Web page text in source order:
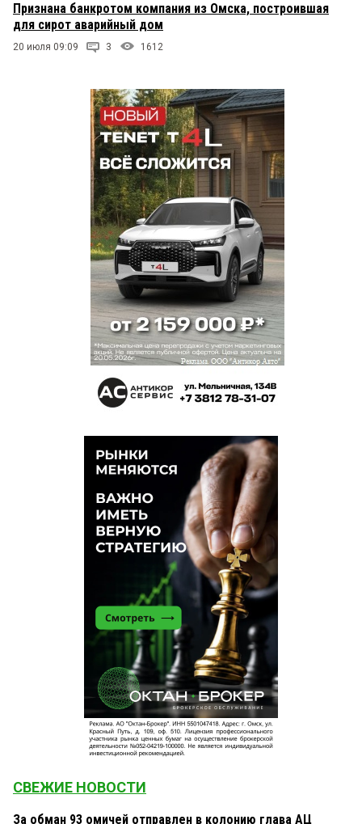
Признана банкротом компания из Омска, построившая
для сирот аварийный дом
20 июля 09:09 3 1612
СВЕЖИЕ НОВОСТИ
За обман 93 омичей отправлен в колонию глава АЦ